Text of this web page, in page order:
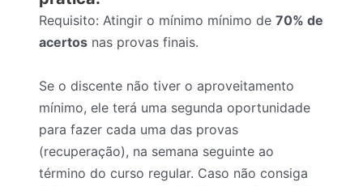
Requisito: Atingir o mínimo mínimo de 70% de
acertos nas provas finais.
Se o discente não tiver o aproveitamento
mínimo, ele terá uma segunda oportunidade
para fazer cada uma das provas
(recuperação), na semana seguinte ao
término do curso regular. Caso não consiga